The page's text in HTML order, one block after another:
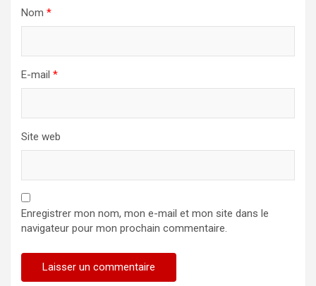
Nom *
E-mail *
Site web
Enregistrer mon nom, mon e-mail et mon site dans le
navigateur pour mon prochain commentaire.